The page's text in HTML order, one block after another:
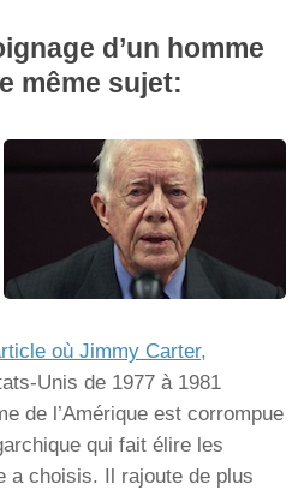
d’un homme
même sujet:
où Jimmy Carter,
Unis de 1977 à 1981
de l’Amérique est corrompue
qui fait élire les
a choisis. Il rajoute de plus